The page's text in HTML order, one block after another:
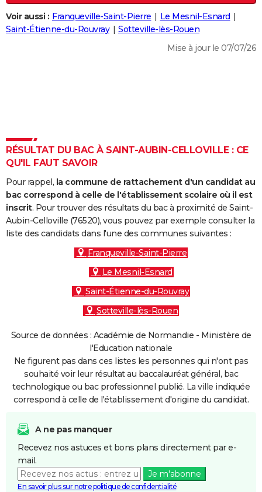
Destinations
City break
Voyage nature
Voyage de noces
Forum
Climat
+
PHOTO
COPAINS D'AVANT
S'inscrire
Se connecter
Lycées
Collèges
Primaires
Universités
Entreprises
Service militaire
Avis de recherche
AVIS DE DÉCÈS
FORUM
Bricolage
Lifestyle
Culture
Sport
Auto
Television
Voyage
Cinema
Voir aussi : Franqueville-Saint-Pierre
Le Mesnil-Esnard
Saint-Étienne-du-Rouvray
Sotteville-lès-Rouen
Mise à jour le 07/07/26
RÉSULTAT DU BAC À SAINT-AUBIN-CELLOVILLE : CE
QU'IL FAUT SAVOIR
Pour rappel, la commune de rattachement d'un candidat au
bac correspond à celle de l'établissement scolaire où il est
inscrit. Pour trouver des résultats du bac à proximité de Saint-
Aubin-Celloville (76520), vous pouvez par exemple consulter la
liste des candidats dans l'une des communes suivantes :
Franqueville-Saint-Pierre
Le Mesnil-Esnard
Saint-Étienne-du-Rouvray
Sotteville-lès-Rouen
Source de données : Académie de Normandie - Ministère de
l'Education nationale
Ne figurent pas dans ces listes les personnes qui n'ont pas
souhaité voir leur résultat au baccalauréat général, bac
technologique ou bac professionnel publié. La ville indiquée
correspond à celle de l'établissement d'origine du candidat.
A ne pas manquer
Recevez nos astuces et bons plans directement par e-
mail.
Je m'abonne
En savoir plus sur notre politique de confidentialité